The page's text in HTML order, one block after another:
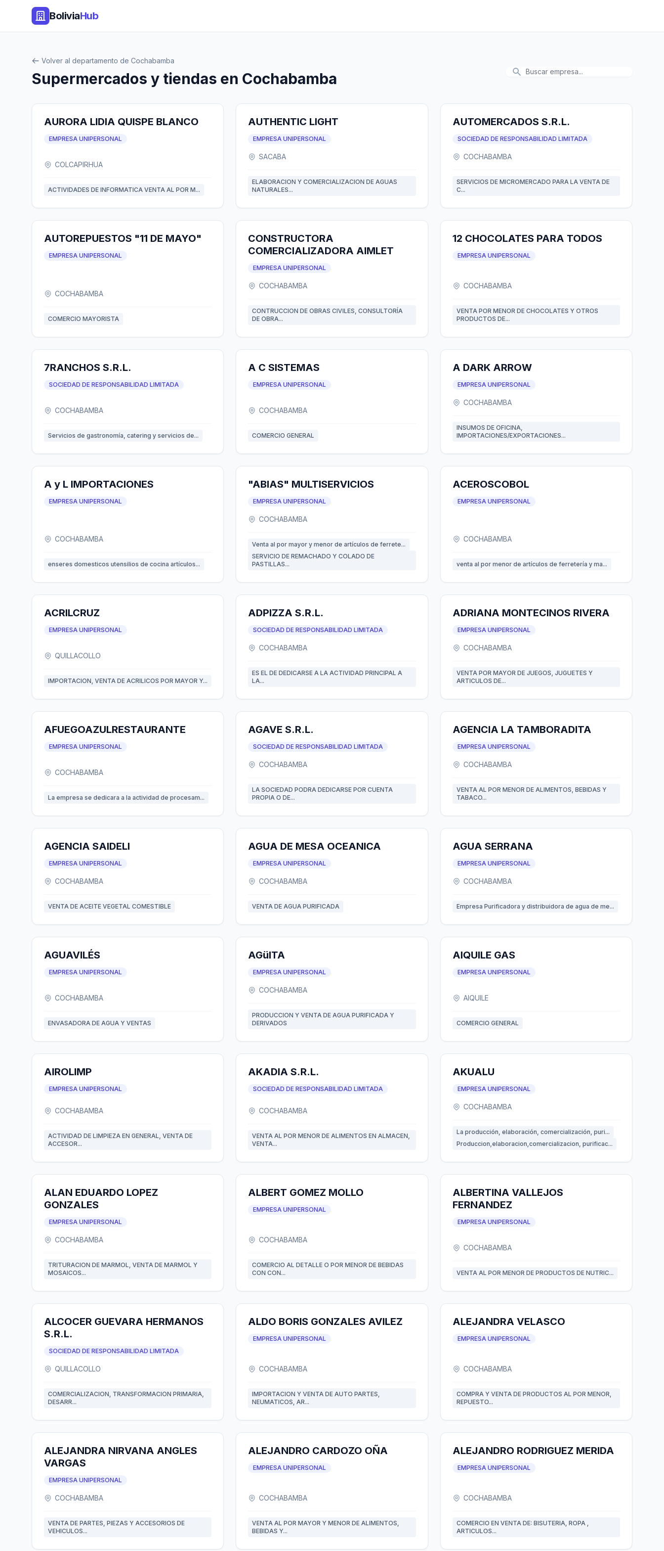
BoliviaHub
Volver al departamento de Cochabamba
Supermercados y tiendas en Cochabamba
AURORA LIDIA QUISPE BLANCO
EMPRESA UNIPERSONAL
COLCAPIRHUA
ACTIVIDADES DE INFORMATICA VENTA AL POR M...
AUTHENTIC LIGHT
EMPRESA UNIPERSONAL
SACABA
ELABORACION Y COMERCIALIZACION DE AGUAS
NATURALES...
AUTOMERCADOS S.R.L.
SOCIEDAD DE RESPONSABILIDAD LIMITADA
COCHABAMBA
SERVICIOS DE MICROMERCADO PARA LA VENTA DE
C...
AUTOREPUESTOS "11 DE MAYO"
EMPRESA UNIPERSONAL
COCHABAMBA
COMERCIO MAYORISTA
CONSTRUCTORA
COMERCIALIZADORA AIMLET
EMPRESA UNIPERSONAL
COCHABAMBA
CONTRUCCION DE OBRAS CIVILES, CONSULTORÍA
DE OBRA...
12 CHOCOLATES PARA TODOS
EMPRESA UNIPERSONAL
COCHABAMBA
VENTA POR MENOR DE CHOCOLATES Y OTROS
PRODUCTOS DE...
7RANCHOS S.R.L.
SOCIEDAD DE RESPONSABILIDAD LIMITADA
COCHABAMBA
Servicios de gastronomía, catering y servicios de...
A C SISTEMAS
EMPRESA UNIPERSONAL
COCHABAMBA
COMERCIO GENERAL
A DARK ARROW
EMPRESA UNIPERSONAL
COCHABAMBA
INSUMOS DE OFICINA,
IMPORTACIONES/EXPORTACIONES...
A y L IMPORTACIONES
EMPRESA UNIPERSONAL
COCHABAMBA
enseres domesticos utensilios de cocina artículos...
"ABIAS" MULTISERVICIOS
EMPRESA UNIPERSONAL
COCHABAMBA
Venta al por mayor y menor de artículos de ferrete...
SERVICIO DE REMACHADO Y COLADO DE
PASTILLAS...
ACEROSCOBOL
EMPRESA UNIPERSONAL
COCHABAMBA
venta al por menor de artículos de ferretería y ma...
ACRILCRUZ
EMPRESA UNIPERSONAL
QUILLACOLLO
IMPORTACION, VENTA DE ACRILICOS POR MAYOR Y...
ADPIZZA S.R.L.
SOCIEDAD DE RESPONSABILIDAD LIMITADA
COCHABAMBA
ES EL DE DEDICARSE A LA ACTIVIDAD PRINCIPAL A
LA...
ADRIANA MONTECINOS RIVERA
EMPRESA UNIPERSONAL
COCHABAMBA
VENTA POR MAYOR DE JUEGOS, JUGUETES Y
ARTICULOS DE...
AFUEGOAZULRESTAURANTE
EMPRESA UNIPERSONAL
COCHABAMBA
La empresa se dedicara a la actividad de procesam...
AGAVE S.R.L.
SOCIEDAD DE RESPONSABILIDAD LIMITADA
COCHABAMBA
LA SOCIEDAD PODRA DEDICARSE POR CUENTA
PROPIA O DE...
AGENCIA LA TAMBORADITA
EMPRESA UNIPERSONAL
COCHABAMBA
VENTA AL POR MENOR DE ALIMENTOS, BEBIDAS Y
TABACO...
AGENCIA SAIDELI
EMPRESA UNIPERSONAL
COCHABAMBA
VENTA DE ACEITE VEGETAL COMESTIBLE
AGUA DE MESA OCEANICA
EMPRESA UNIPERSONAL
COCHABAMBA
VENTA DE AGUA PURIFICADA
AGUA SERRANA
EMPRESA UNIPERSONAL
COCHABAMBA
Empresa Purificadora y distribuidora de agua de me...
AGUAVILÉS
EMPRESA UNIPERSONAL
COCHABAMBA
ENVASADORA DE AGUA Y VENTAS
AGüITA
EMPRESA UNIPERSONAL
COCHABAMBA
PRODUCCION Y VENTA DE AGUA PURIFICADA Y
DERIVADOS
AIQUILE GAS
EMPRESA UNIPERSONAL
AIQUILE
COMERCIO GENERAL
AIROLIMP
EMPRESA UNIPERSONAL
COCHABAMBA
ACTIVIDAD DE LIMPIEZA EN GENERAL, VENTA DE
ACCESOR...
AKADIA S.R.L.
SOCIEDAD DE RESPONSABILIDAD LIMITADA
COCHABAMBA
VENTA AL POR MENOR DE ALIMENTOS EN ALMACEN,
VENTA...
AKUALU
EMPRESA UNIPERSONAL
COCHABAMBA
La producción, elaboración, comercialización, puri...
Produccion,elaboracion,comercializacion, purificac...
ALAN EDUARDO LOPEZ
GONZALES
EMPRESA UNIPERSONAL
COCHABAMBA
TRITURACION DE MARMOL, VENTA DE MARMOL Y
MOSAICOS...
ALBERT GOMEZ MOLLO
EMPRESA UNIPERSONAL
COCHABAMBA
COMERCIO AL DETALLE O POR MENOR DE BEBIDAS
CON CON...
ALBERTINA VALLEJOS
FERNANDEZ
EMPRESA UNIPERSONAL
COCHABAMBA
VENTA AL POR MENOR DE PRODUCTOS DE NUTRIC...
ALCOCER GUEVARA HERMANOS
S.R.L.
SOCIEDAD DE RESPONSABILIDAD LIMITADA
QUILLACOLLO
COMERCIALIZACION, TRANSFORMACION PRIMARIA,
DESARR...
ALDO BORIS GONZALES AVILEZ
EMPRESA UNIPERSONAL
COCHABAMBA
IMPORTACION Y VENTA DE AUTO PARTES,
NEUMATICOS, AR...
ALEJANDRA VELASCO
EMPRESA UNIPERSONAL
COCHABAMBA
COMPRA Y VENTA DE PRODUCTOS AL POR MENOR,
REPUESTO...
ALEJANDRA NIRVANA ANGLES
VARGAS
EMPRESA UNIPERSONAL
COCHABAMBA
VENTA DE PARTES, PIEZAS Y ACCESORIOS DE
VEHICULOS...
ALEJANDRO CARDOZO OÑA
EMPRESA UNIPERSONAL
COCHABAMBA
VENTA AL POR MAYOR Y MENOR DE ALIMENTOS,
BEBIDAS Y...
ALEJANDRO RODRIGUEZ MERIDA
EMPRESA UNIPERSONAL
COCHABAMBA
COMERCIO EN VENTA DE: BISUTERIA, ROPA ,
ARTICULOS...